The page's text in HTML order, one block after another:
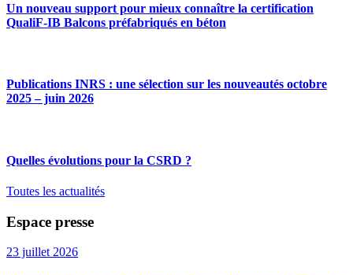
Un nouveau support pour mieux connaître la certification
QualiF-IB Balcons préfabriqués en béton
Publications INRS : une sélection sur les nouveautés octobre
2025 – juin 2026
Quelles évolutions pour la CSRD ?
Toutes les actualités
Espace presse
23 juillet 2026